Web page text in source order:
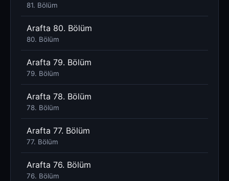
81. Bölüm
Arafta 80. Bölüm
80. Bölüm
Arafta 79. Bölüm
79. Bölüm
Arafta 78. Bölüm
78. Bölüm
Arafta 77. Bölüm
77. Bölüm
Arafta 76. Bölüm
76. Bölüm